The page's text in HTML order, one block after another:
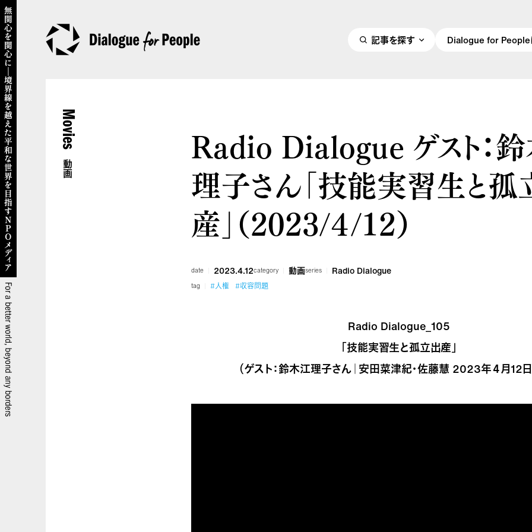
記事を探す Dialogue for People
Movies
動画 Radio Dialogue ゲスト：
理子さん「技能実習生と
産」（2023/４/12）
date 2023.4.12category 動画series Radio Dialogue
tag #人権 #収容問題
Radio Dialogue_105
「技能実習生と孤立出産」
（ゲスト：鈴木江理子さん｜安田菜津紀・佐藤慧 2023年４月12